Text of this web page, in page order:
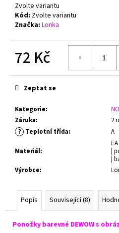
Zvolte variantu
Kód: Zvolte variantu
Značka: Lonka
72 Kč
cena:
Kategorie:
Záruka: 2
? Teplotní třída: A
Materiál:
|
|
Výrobce:
Zeptat se
Popis Související (8)
Ponožky barevné DEWOW s
GINA
KLASICKÝ
STŘIH
GINA
00019
Kč
Původně:
299
Kč